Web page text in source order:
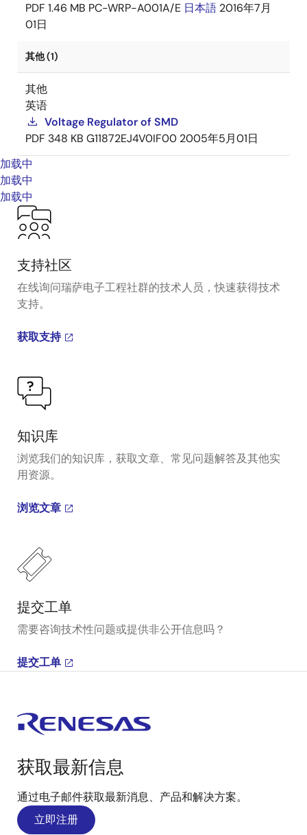
PDF 1.46 MB PC-WRP-A001A/E 日本語 2016年7月
01日
其他 (1)
其他
英语
Voltage Regulator of SMD
PDF 348 KB G11872EJ4V0IF00 2005年5月01日
加载中
加载中
加载中
支持社区
在线询问瑞萨电子工程社群的技术人员，快速获得技术
支持。
获取支持
知识库
浏览我们的知识库，获取文章、常见问题解答及其他实
用资源。
浏览文章
提交工单
需要咨询技术性问题或提供非公开信息吗？
提交工单
获取最新信息
通过电子邮件获取最新消息、产品和解决方案。
立即注册